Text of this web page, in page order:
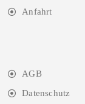
Anfahrt
AGB
Datenschutz